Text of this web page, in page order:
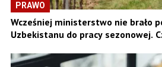
PRAWO
Wcześniej ministerstwo nie brało
Uzbekistanu do pracy sezonowej.